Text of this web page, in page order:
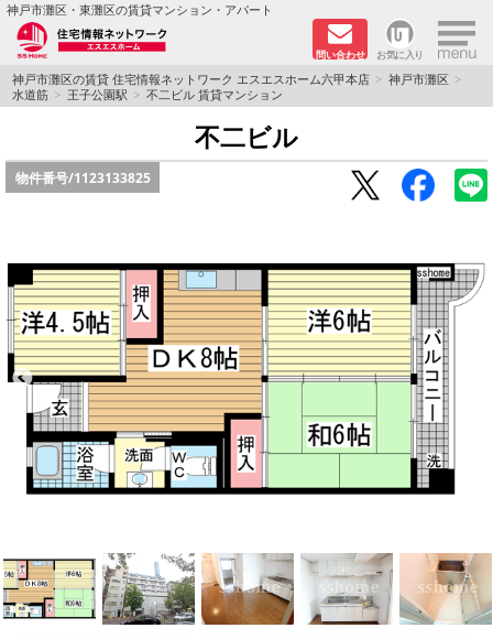
神戸市灘区・東灘区の賃貸マンション・アパート
問い合わせ お気に入り ×
TOPページ
学生さん向け物件
ペット飼育可物件
路線·駅から探す
地域から探す
地図から探す
店舗情報·アクセス
メールでお問い合わせ
神戸市灘区の賃貸 住宅情報ネットワーク エスエスホーム六甲本店
神戸市灘区
水道筋
王子公園駅 不二ビル 賃貸マンション
不二ビル
物件番号/1123133825